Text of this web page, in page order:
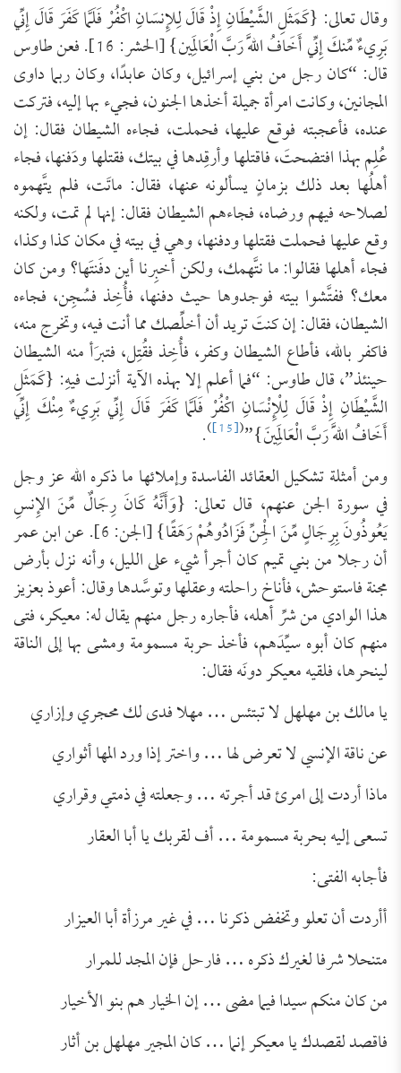
وقال تعالى: {كَمَثَلِ الشَّيْطَانِ إِذْ قَالَ لِلإِنسَانِ اكْفُرْ فَلَمَّا كَفَرَ قَالَ إِنِّي
بَرِيءٌ مِّنكَ إِنِّي أَخَافُ اللَّهَ رَبَّ الْعَالَمِين} [الحشر: 16]. فعن طاوس
قال: “كان رجل من بني إسرائيل، وكان عابدًا، وكان ربما داوى
المجانين، وكانت امرأة جميلة أخذها الجنون، فجيء بها إليه، فتركت
عنده، فأعجبته فوقع عليها، فحملت، فجاءه الشيطان فقال: إن
عُلِم بهذا افتضحتَ، فاقتلها وأرقِدها في بيتك، فقتلها ودَفنها، فجاء
أهلُها بعد ذلك بزمانٍ يسألونه عنها، فقال: ماتَت، فلم يتَّهموه
لصلاحه فيهم ورضاه، فجاءهم الشيطان فقال: إنها لم تمت، ولكنه
وقع عليها فحملت فقتلها ودفنها، وهي في بيته في مكان كذا وكذا،
فجاء أهلها فقالوا: ما نتَّهمك، ولكن أخبِرنا أين دفَنتَها؟ ومن كان
معك؟ ففتَّشوا بيته فوجدوها حيث دفنها، فأُخِذ فسُجِن، فجاءه
الشيطان، فقال: إن كنتَ تريد أن أخلِّصك مما أنت فيه، وتخرج منه،
فاكفر بالله، فأطاع الشيطان وكفر، فأُخِذ فقُتِل، فتبرَأ منه الشيطان
حينئذ”، قال طاوس: “فما أعلم إلا بهذه الآية أنزلت فيهِ: {‌كَمَثَلِ
‌الشَّيْطَانِ ‌إِذْ ‌قَالَ ‌لِلْإِنْسَانِ اكْفُرْ فَلَمَّا كَفَرَ قَالَ إِنِّي بَرِيءٌ مِنْكَ إِنِّي
أَخَافُ اللَّهَ رَبَّ الْعَالَمِينَ}”(
[15]
)
.
ومن أمثلة تشكيل العقائد الفاسدة وإملائها ما ذكره الله عز وجل
في سورة الجن عنهم، قال تعالى: {وَأَنَّهُ كَانَ رِجَالٌ مِّنَ الإِنسِ
يَعُوذُونَ بِرِجَالٍ مِّنَ الْجِنِّ فَزَادُوهُمْ رَهَقًا} [الجن: 6]. عن ابن عمر
أن رجلا من بني تميم كان أجرأ شيء على الليل، وأنه نزل بأرض
مجنة فاستوحش، فأناخ راحلته وعقلها وتوسَّدها وقال: أعوذ بعزيز
هذا الوادي من شرِّ أهله، فأجاره رجل منهم يقال له: معيكر، فتى
منهم كان أبوه سيِّدَهم، فأخذ حربة مسمومة ومشى بها إلى الناقة
لينحرها، فلقيه معيكر دونَه فقال:
يا مالك بن مهلهل لا تبتئس … مهلا فدى لك محجري وإزاري
عن ناقة الإنسي لا تعرض لها … واختر إذا ورد المها أثواري
ماذا أردت إلى امرئ قد أجرته … وجعلته في ذمتي وقراري
تسعى إليه بحربة مسمومة … أف لقربك يا أبا العقار
فأجابه الفتى:
أأردت أن تعلو وتخفض ذكرنا … في غير مرزأة أبا العيزار
متنحلا شرفا لغيرك ذكره … فارحل فإن المجد للمرار
من كان منكم سيدا فيما مضى … إن الخيار هم بنو الأخيار
فاقصد لقصدك يا معيكر إنما … كان المجير مهلهل بن أثار